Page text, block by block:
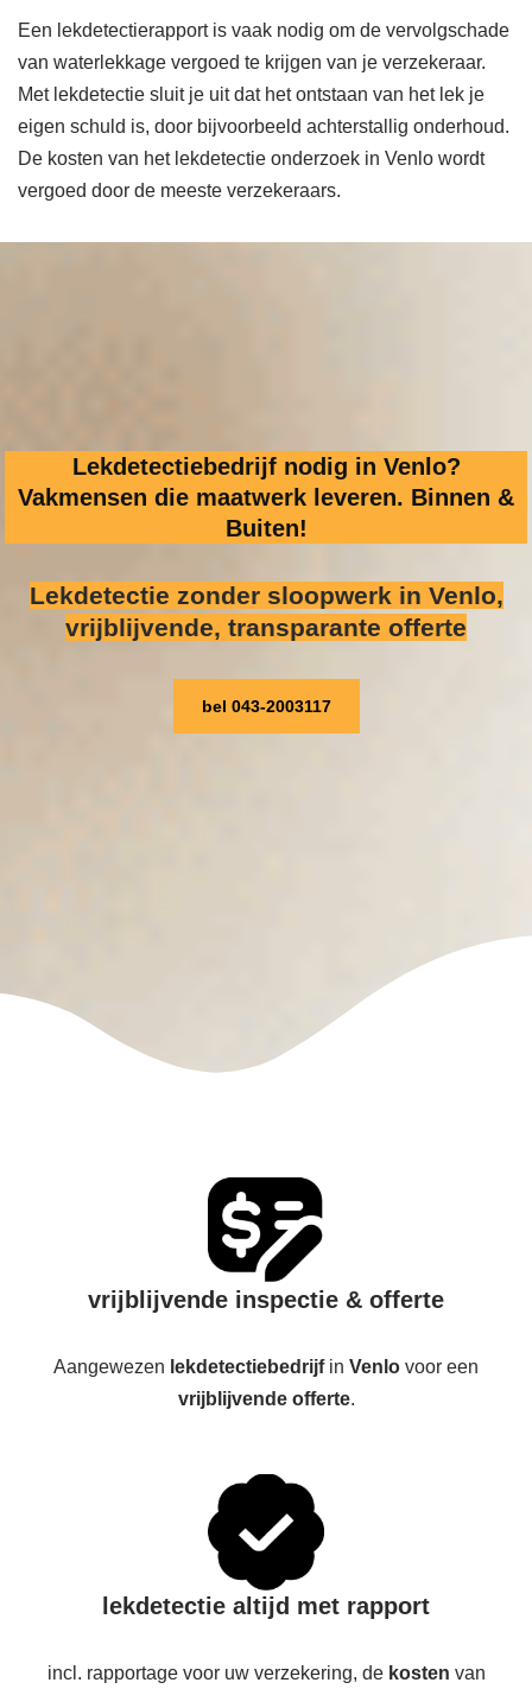
Een lekdetectierapport is vaak nodig om de vervolgschade
van waterlekkage vergoed te krijgen van je verzekeraar.
Met lekdetectie sluit je uit dat het ontstaan van het lek je
eigen schuld is, door bijvoorbeeld achterstallig onderhoud.
De kosten van het lekdetectie onderzoek in Venlo wordt
vergoed door de meeste verzekeraars.
Lekdetectiebedrijf nodig in Venlo?
Vakmensen die maatwerk leveren. Binnen &
Buiten!
Lekdetectie zonder sloopwerk in Venlo,
vrijblijvende, transparante offerte
bel 043-2003117
vrijblijvende inspectie & offerte
Aangewezen lekdetectiebedrijfin Venlo voor een
vrijblijvende offerte.
lekdetectie altijd met rapport
incl. rapportage voor uw verzekering, de kosten van